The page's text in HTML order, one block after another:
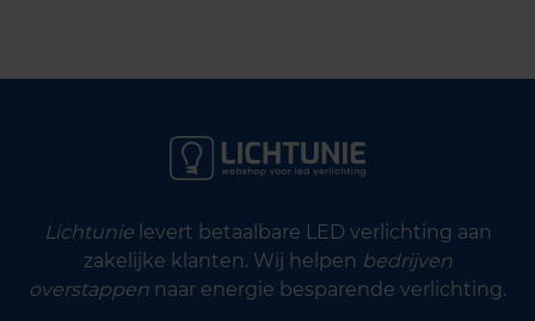
Lichtunielevert betaalbare LED verlichting aan
zakelijke klanten. Wij helpen bedrijven
overstappen naar energie besparende verlichting.